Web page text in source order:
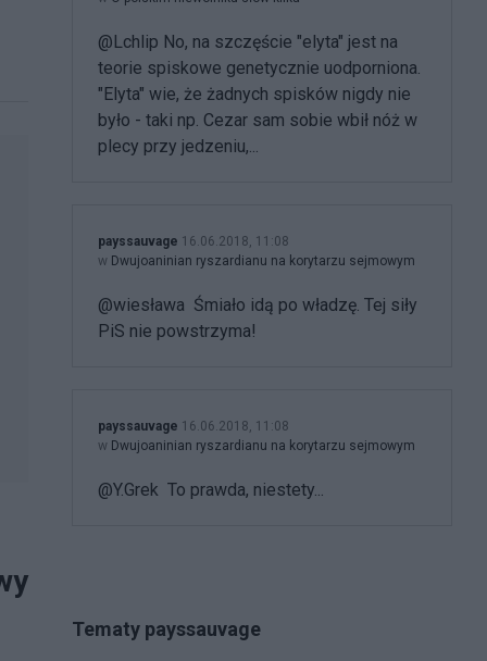
@Lchlip No, na szczęście "elyta" jest na
teorie spiskowe genetycznie uodporniona.
"Elyta" wie, że żadnych spisków nigdy nie
było - taki np. Cezar sam sobie wbił nóż w
plecy przy jedzeniu,...
payssauvage 16.06.2018, 11:08
w Dwujoaninian ryszardianu na korytarzu sejmowym
@wiesława Śmiało idą po władzę. Tej siły
PiS nie powstrzyma!
payssauvage 16.06.2018, 11:08
w Dwujoaninian ryszardianu na korytarzu sejmowym
@Y.Grek To prawda, niestety...
Tematy payssauvage